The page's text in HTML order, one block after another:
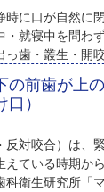
時に口が自然に
・就寝中を問わ
っ歯・叢生・開咬
前歯が上
）
反対咬合）は、
えている時期か
衛生研究所「